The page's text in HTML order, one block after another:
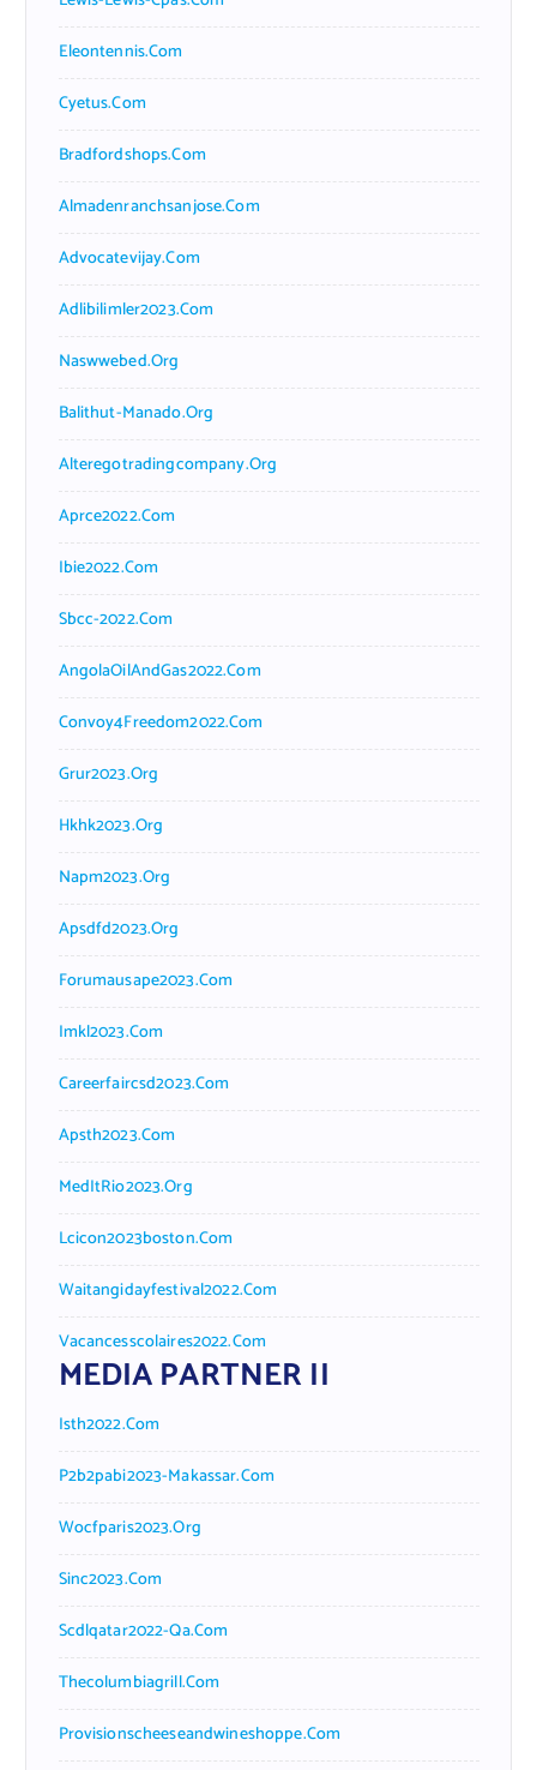
Eleontennis.com
Cyetus.com
Bradfordshops.com
Almadenranchsanjose.com
Advocatevijay.com
Adlibilimler2023.com
Naswwebed.org
Balithut-Manado.org
Alteregotradingcompany.org
Aprce2022.com
Ibie2022.com
Sbcc-2022.com
AngolaOilAndGas2022.com
Convoy4Freedom2022.com
Grur2023.org
Hkhk2023.org
Napm2023.org
Apsdfd2023.org
Forumausape2023.com
Imkl2023.com
Careerfaircsd2023.com
Apsth2023.com
MedItRio2023.org
Lcicon2023boston.com
Waitangidayfestival2022.com
Vacancesscolaires2022.com
MEDIA PARTNER II
Isth2022.com
P2b2pabi2023-Makassar.com
Wocfparis2023.org
Sinc2023.com
Scdlqatar2022-Qa.com
Thecolumbiagrill.com
Provisionscheeseandwineshoppe.com